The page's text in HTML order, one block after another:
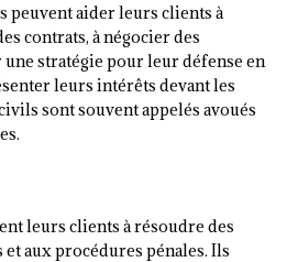
peuvent aider leurs clients à
contrats, à négocier des
une stratégie pour leur défense en
leurs intérêts devant les
sont souvent appelés avoués
leurs clients à résoudre des
aux procédures pénales. Ils